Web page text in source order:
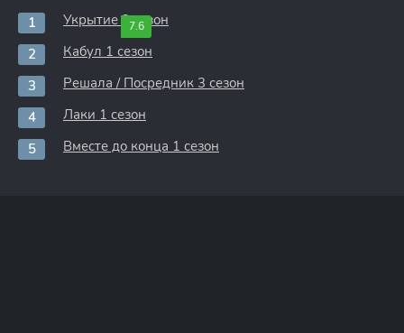
7.6
Укрытие 3 сезон
Кабул 1 сезон
Решала / Посредник 3 сезон
Лаки 1 сезон
Вместе до конца 1 сезон